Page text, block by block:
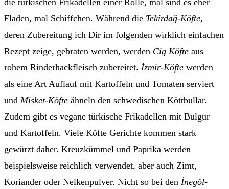
die türkischen Frikadellen einer Rolle, mal sind es eher
Fladen, mal Schiffchen. Während die Tekirdağ-Köfte,
deren Zubereitung ich Dir im folgenden wirklich einfachen
Rezept zeige, gebraten werden, werden Cig Köfte aus
rohem Rinderhackfleisch zubereitet. İzmir-Köfte werden
als eine Art Auflauf mit Kartoffeln und Tomaten serviert
und Misket-Köfte ähneln den schwedischen Köttbullar.
Zudem gibt es vegane türkische Frikadellen mit Bulgur
und Kartoffeln. Viele Köfte Gerichte kommen stark
gewürzt daher. Kreuzkümmel und Paprika werden
beispielsweise reichlich verwendet, aber auch Zimt,
Koriander oder Nelkenpulver. Nicht so bei den İnegöl-